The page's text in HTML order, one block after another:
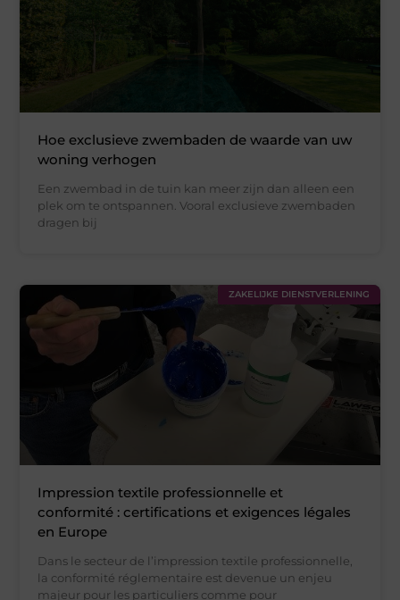
Hoe exclusieve zwembaden de waarde van uw
woning verhogen
Een zwembad in de tuin kan meer zijn dan alleen een
plek om te ontspannen. Vooral exclusieve zwembaden
dragen bij
ZAKELIJKE DIENSTVERLENING
Impression textile professionnelle et
conformité : certifications et exigences légales
en Europe
Dans le secteur de l’impression textile professionnelle,
la conformité réglementaire est devenue un enjeu
majeur pour les particuliers comme pour